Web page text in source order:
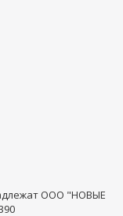
ООО "НОВЫЕ